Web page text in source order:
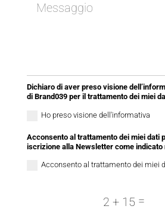
Dichiaro di aver preso visione
di Brand039 per il trattamento dei miei
Ho preso visione dell'informativa
Acconsento al trattamento dei miei dati
iscrizione alla Newsletter come indicato
Acconsento al trattamento dei miei
2 + 15 =